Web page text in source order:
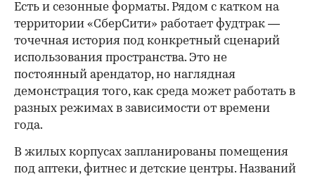
Есть и сезонные форматы. Рядом с катком на
территории «СберСити» работает фудтрак —
точечная история под конкретный сценарий
использования пространства. Это не
постоянный арендатор, но наглядная
демонстрация того, как среда может работать в
разных режимах в зависимости от времени
года.
В жилых корпусах запланированы помещения
под аптеки, фитнес и детские центры. Названий